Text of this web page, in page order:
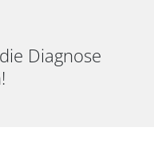
Diagnose